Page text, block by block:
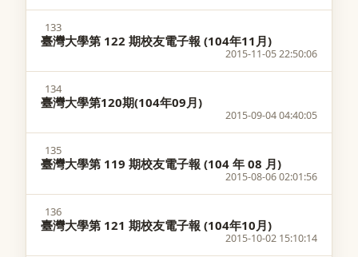
133
臺灣大學第 122 期校友電子報 (104年11月)
2015-11-05 22:50:06
134
臺灣大學第120期(104年09月)
2015-09-04 04:40:05
135
臺灣大學第 119 期校友電子報 (104 年 08 月)
2015-08-06 02:01:56
136
臺灣大學第 121 期校友電子報 (104年10月)
2015-10-02 15:10:14